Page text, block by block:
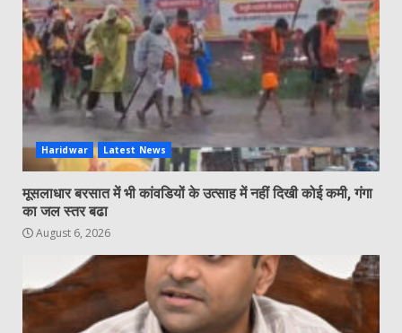
Haridwar Latest News
मूसलाधार बरसात में भी कांवडियों के उत्साह में नहीं दिखी कोई कमी, गंगा
का जल स्तर बढा
August 6, 2026